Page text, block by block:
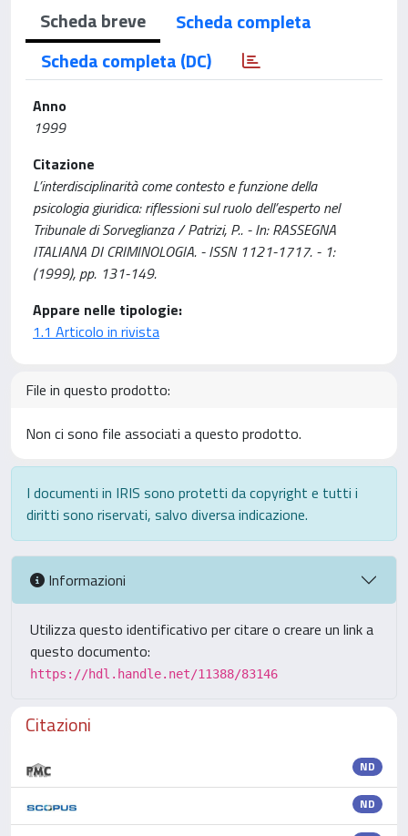
Scheda breve
Scheda completa
Scheda completa (DC)
Anno
1999
Citazione
L’interdisciplinarità come contesto e funzione della
psicologia giuridica: riflessioni sul ruolo dell’esperto nel
Tribunale di Sorveglianza / Patrizi, P.. - In: RASSEGNA
ITALIANA DI CRIMINOLOGIA. - ISSN 1121-1717. - 1:
(1999), pp. 131-149.
Appare nelle tipologie:
1.1 Articolo in rivista
File in questo prodotto:
Non ci sono file associati a questo prodotto.
I documenti in IRIS sono protetti da copyright e tutti i
diritti sono riservati, salvo diversa indicazione.
Informazioni
Utilizza questo identificativo per citare o creare un link a
questo documento:
https://hdl.handle.net/11388/83146
Citazioni
ND
ND